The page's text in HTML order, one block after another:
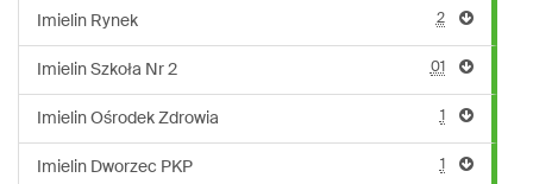
Imielin Rynek 2
Imielin Szkoła Nr 2 01
Imielin Ośrodek Zdrowia 1
Imielin Dworzec PKP 1